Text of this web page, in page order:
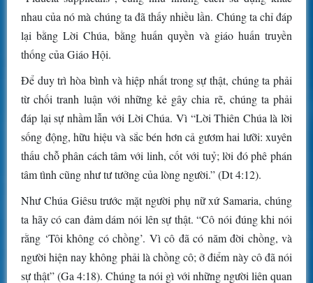
nhau của nó mà chúng ta đã thấy nhiều lần. Chúng ta chỉ đáp
lại bằng Lời Chúa, bằng huấn quyền và giáo huấn truyền
thống của Giáo Hội.
Để duy trì hòa bình và hiệp nhất trong sự thật, chúng ta phải
từ chối tranh luận với những kẻ gây chia rẽ, chúng ta phải
đáp lại sự nhầm lẫn với Lời Chúa. Vì “Lời Thiên Chúa là lời
sống động, hữu hiệu và sắc bén hơn cả gươm hai lưỡi: xuyên
thấu chỗ phân cách tâm với linh, cốt với tuỷ; lời đó phê phán
tâm tình cũng như tư tưởng của lòng người.” (Dt 4:12).
Như Chúa Giêsu trước mặt người phụ nữ xứ Samaria, chúng
ta hãy có can đảm dám nói lên sự thật. “Cô nói đúng khi nói
rằng ‘Tôi không có chồng’. Vì cô đã có năm đời chồng, và
người hiện nay không phải là chồng cô; ở điểm này cô đã nói
sự thật” (Ga 4:18). Chúng ta nói gì với những người liên quan